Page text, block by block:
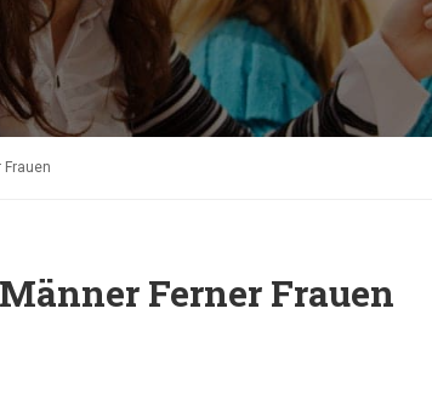
Ferner Frauen